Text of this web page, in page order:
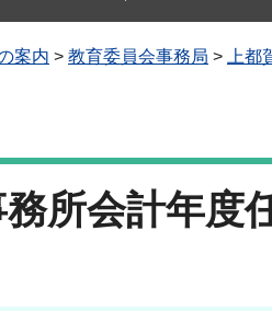
案内 > 教育委員会事務局 > 上
所会計年度